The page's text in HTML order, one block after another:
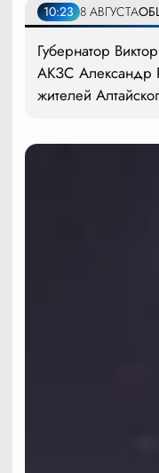
10:23 8 АВГУСТА
Губернатор
АКЗС Александр
жителей